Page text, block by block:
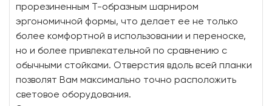
прорезиненным Т-образным шарниром
эргономичной формы, что делает ее не только
более комфортной в использовании и переноске,
но и более привлекательной по сравнению с
обычными стойками. Отверстия вдоль всей планки
позволят Вам максимально точно расположить
световое оборудования.